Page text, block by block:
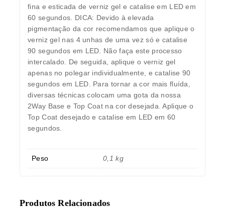
fina e esticada de verniz gel e catalise em LED em
60 segundos. DICA: Devido à elevada
pigmentação da cor recomendamos que aplique o
verniz gel nas 4 unhas de uma vez só e catalise
90 segundos em LED. Não faça este processo
intercalado. De seguida, aplique o verniz gel
apenas no polegar individualmente, e catalise 90
segundos em LED. Para tornar a cor mais fluída,
diversas técnicas colocam uma gota da nossa
2Way Base e Top Coat na cor desejada. Aplique o
Top Coat desejado e catalise em LED em 60
segundos.
Peso 0,1 kg
Produtos Relacionados